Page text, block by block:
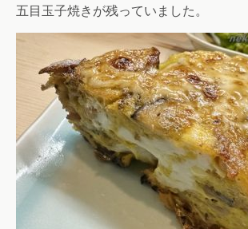
五目玉子焼きが残っていました。